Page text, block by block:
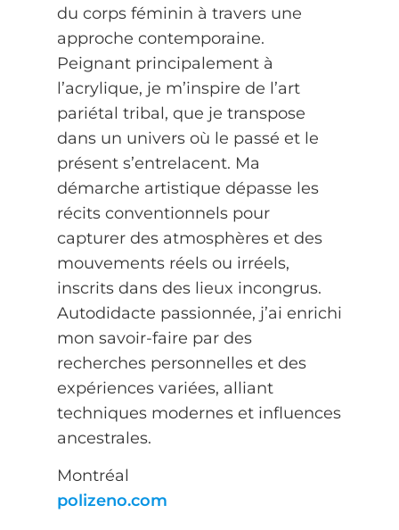
du corps féminin à travers une
approche contemporaine.
Peignant principalement à
l’acrylique, je m’inspire de l’art
pariétal tribal, que je transpose
dans un univers où le passé et le
présent s’entrelacent. Ma
démarche artistique dépasse les
récits conventionnels pour
capturer des atmosphères et des
mouvements réels ou irréels,
inscrits dans des lieux incongrus.
Autodidacte passionnée, j’ai enrichi
mon savoir-faire par des
recherches personnelles et des
expériences variées, alliant
techniques modernes et influences
ancestrales.
Montréal
polizeno.com